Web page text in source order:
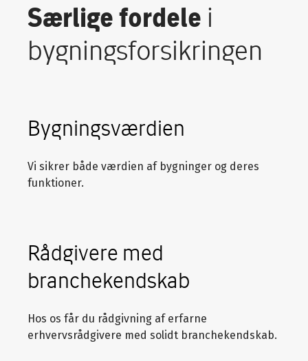
Særlige fordele i
bygningsforsikringen
Bygningsværdien
Vi sikrer både værdien af bygninger og deres
funktioner.
Rådgivere med
branchekendskab
Hos os får du rådgivning af erfarne
erhvervsrådgivere med solidt branchekendskab.